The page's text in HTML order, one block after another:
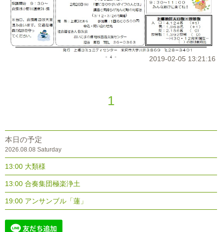
2019-02-05 13:21:16
1
本日の予定
2026.08.08 Saturday
13:00 大類様
13:00 合奏集団極楽浄土
19:00 アンサンブル「蓮」